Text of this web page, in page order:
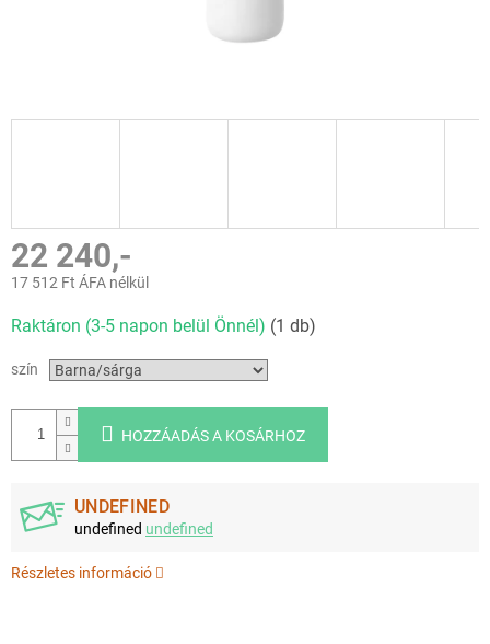
22 240,-
17 512 Ft ÁFA nélkül
Raktáron (3-5 napon belül Önnél) (1 db)
szín
HOZZÁADÁS A KOSÁRHOZ
UNDEFINED
undefined undefined
Részletes információ